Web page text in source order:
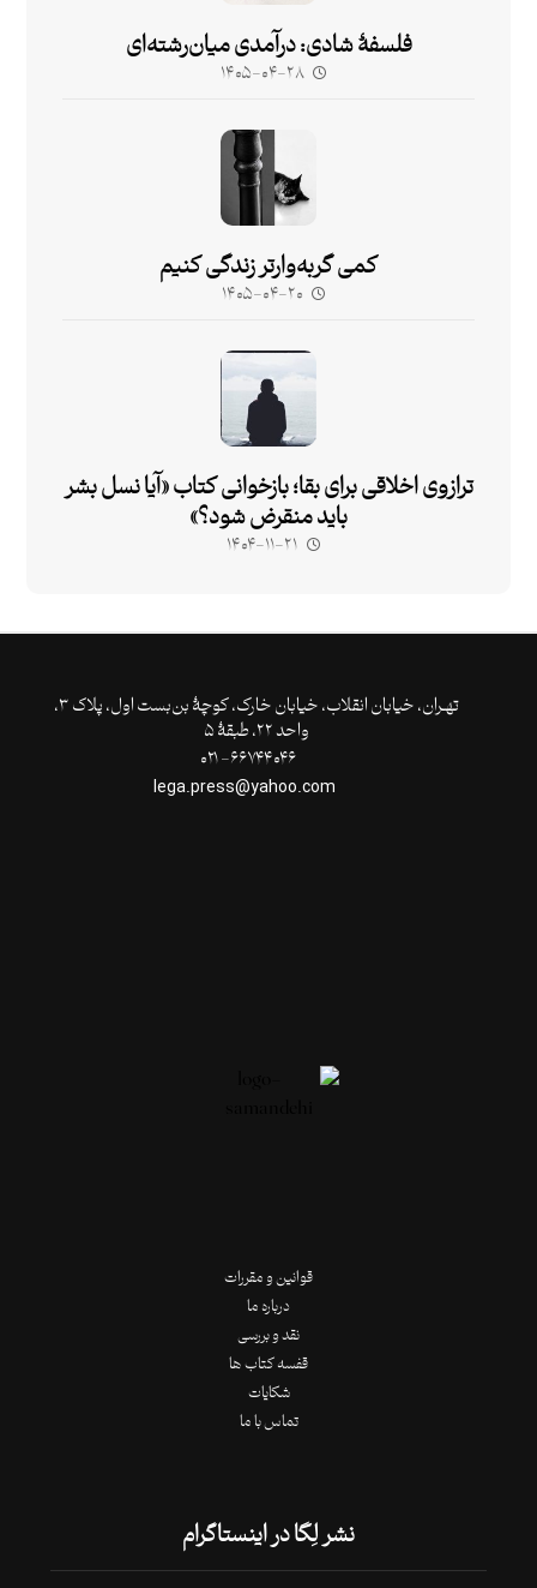
فلسفۀ شادی: درآمدی میان‌رشته‌ای
۱۴۰۵-۰۴-۲۸
کمی گربه‌وارتر زندگی کنیم
۱۴۰۵-۰۴-۲۰
ترازوی اخلاقی برای بقا؛ بازخوانی کتاب «آیا نسل بشر
باید منقرض شود؟»
۱۴۰۴-۱۱-۲۱
تهـران،‌ خیابان انقلاب، خیابان خارک، کوچۀ بن‌بست اول، پلاک ۳،
واحد ۲۲، طبقۀ ۵
قوانین و مقررات
درباره ما
نقد و بررسی
قفسه کتاب ها
شکایات
تماس با ما
نشر لِگا در اینستاگرام